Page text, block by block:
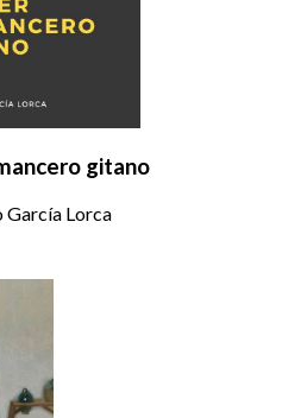
gitano
García Lorca